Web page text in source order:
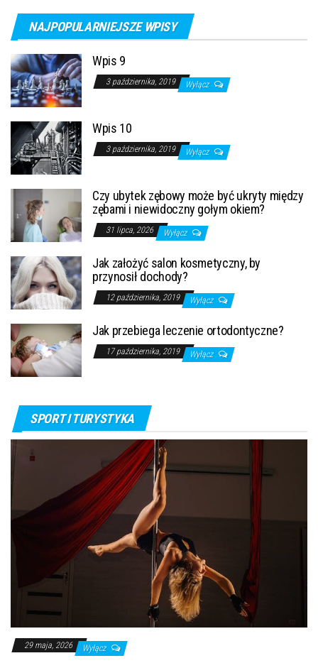
NAJPOPULARNIEJSZE WPISY
Wpis 9
3 października, 2019 Wyłącz
Wpis 10
3 października, 2019 Wyłącz
Czy ubytek zębowy może być ukryty między
zębami i niewidoczny gołym okiem?
31 lipca, 2026 Wyłącz
Jak założyć salon kosmetyczny, by
przynosił dochody?
12 października, 2019 Wyłącz
Jak przebiega leczenie ortodontyczne?
17 października, 2019 Wyłącz
SPORT I TURYSTYKA
29 maja, 2026 Wyłącz